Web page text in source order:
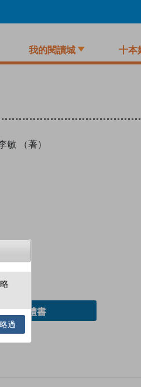
我的閱讀城 十本
敏 （著）
借閱實體書
略過